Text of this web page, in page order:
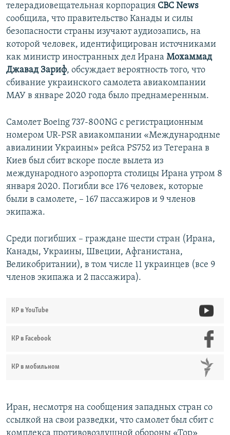
телерадиовещательная корпорация CBC News
сообщила, что правительство Канады и силы
безопасности страны изучают аудиозапись, на
которой человек, идентифицирован источниками
как министр иностранных дел Ирана Мохаммад
Джавад Зариф, обсуждает вероятность того, что
сбивание украинского самолета авиакомпании
МАУ в январе 2020 года было преднамеренным.
Самолет Boeing 737-800NG с регистрационным
номером UR-PSR авиакомпании «Международные
авиалинии Украины» рейса PS752 из Тегерана в
Киев был сбит вскоре после вылета из
международного аэропорта столицы Ирана утром 8
января 2020. Погибли все 176 человек, которые
были в самолете, – 167 пассажиров и 9 членов
экипажа.
Среди погибших – граждане шести стран (Ирана,
Канады, Украины, Швеции, Афганистана,
Великобритании), в том числе 11 украинцев (все 9
членов экипажа и 2 пассажира).
КР в YouTube
КР в Facebook
КР в мобильном
Иран, несмотря на сообщения западных стран со
ссылкой на свои разведки, что самолет был сбит с
комплекса противовоздушной обороны «Тор»